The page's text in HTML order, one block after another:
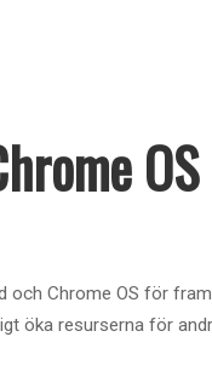
Chrome OS för
öka resurserna för